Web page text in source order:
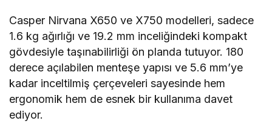
Casper Nirvana X650 ve X750 modelleri, sadece
1.6 kg ağırlığı ve 19.2 mm inceliğindeki kompakt
gövdesiyle taşınabilirliği ön planda tutuyor. 180
derece açılabilen menteşe yapısı ve 5.6 mm’ye
kadar inceltilmiş çerçeveleri sayesinde hem
ergonomik hem de esnek bir kullanıma davet
ediyor.